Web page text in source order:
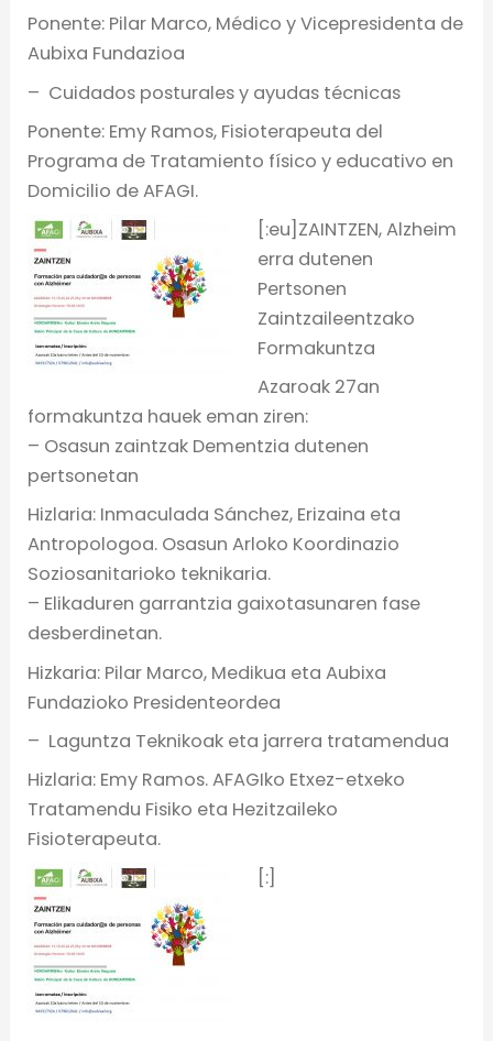
Ponente: Pilar Marco, Médico y Vicepresidenta de
Aubixa Fundazioa
– Cuidados posturales y ayudas técnicas
Ponente: Emy Ramos, Fisioterapeuta del
Programa de Tratamiento físico y educativo en
Domicilio de AFAGI.
[:eu]ZAINTZEN, Alzheim
erra dutenen
Pertsonen
Zaintzaileentzako
Formakuntza
Azaroak 27an
formakuntza hauek eman ziren:
– Osasun zaintzak Dementzia dutenen
pertsonetan
Hizlaria: Inmaculada Sánchez, Erizaina eta
Antropologoa. Osasun Arloko Koordinazio
Soziosanitarioko teknikaria.
– Elikaduren garrantzia gaixotasunaren fase
desberdinetan.
Hizkaria: Pilar Marco, Medikua eta Aubixa
Fundazioko Presidenteordea
– Laguntza Teknikoak eta jarrera tratamendua
Hizlaria: Emy Ramos. AFAGIko Etxez-etxeko
Tratamendu Fisiko eta Hezitzaileko
Fisioterapeuta.
[:]